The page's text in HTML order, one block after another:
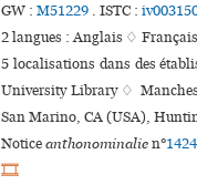
GW : M51229 . ISTC :
2 langues :Anglais ♢
5 localisations dans des
University Library ♢
San Marino, CA (USA),
Noticeanthonominalien°1424
🎞